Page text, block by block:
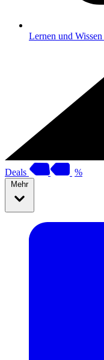
Lernen und Wissen
Deals %
Mehr